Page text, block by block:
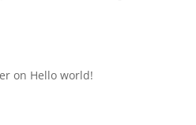
on Hello world!